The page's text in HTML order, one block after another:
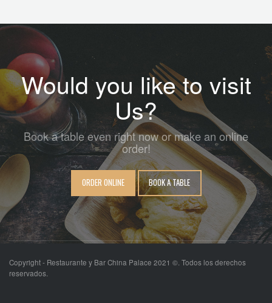
Would you like to visit
Us?
Book a table even right now or make an online
order!
ORDER ONLINE BOOK A TABLE
Copyright - Restaurante y Bar China Palace 2021 ©. Todos los derechos
reservados.